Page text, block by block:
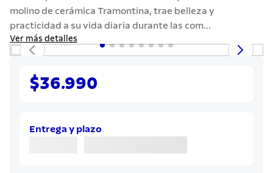
molino de cerámica Tramontina, trae belleza y
practicidad a su vida diaria durante las com...
Ver más detalles
$36.990
Entrega y plazo
7.
442
8.
solar
cuchillo
10. allegra